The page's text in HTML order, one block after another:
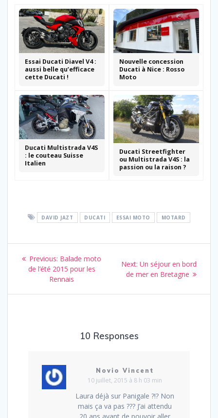
Essai Ducati Diavel V4 :
aussi belle qu’efficace
cette Ducati !
Nouvelle concession
Ducati à Nice : Rosso
Moto
Ducati Multistrada V4S
: le couteau Suisse
Italien
Ducati Streetfighter
ou Multistrada V4S : la
passion ou la raison ?
DAVID JAZT DUCATI ESSAI MOTO MOTARD
Navigation
l’article
Previous: Previous
post:
Balade moto
de l’été 2015 pour les
Rennais
Next: Next
post:
Un séjour en bord
de mer en Bretagne
10 Responses
Novio Vincent
10 juillet, 2015 à 8 h 03 min
Laura déjà sur Panigale ?!? Non
mais ça va pas ??? J’ai attendu